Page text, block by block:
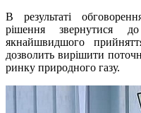
В результаті
рішення звернутися
якнайшвидшого
дозволить вирішити
ринку природного газу.